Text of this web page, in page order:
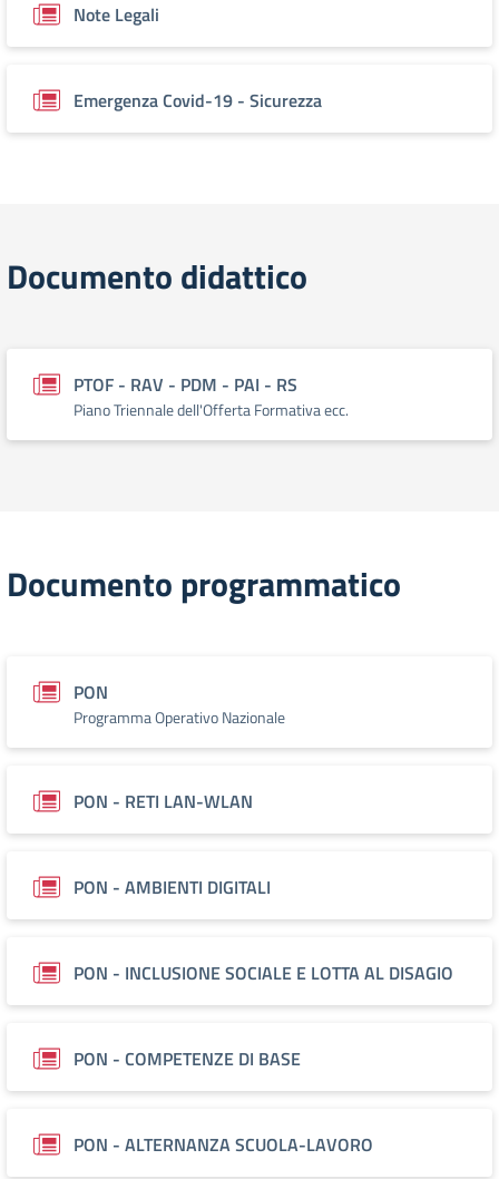
Note Legali
Emergenza Covid-19 - Sicurezza
Documento didattico
PTOF - RAV - PDM - PAI - RS
Piano Triennale dell'Offerta Formativa ecc.
Documento programmatico
PON
Programma Operativo Nazionale
PON - RETI LAN-WLAN
PON - AMBIENTI DIGITALI
PON - INCLUSIONE SOCIALE E LOTTA AL DISAGIO
PON - COMPETENZE DI BASE
PON - ALTERNANZA SCUOLA-LAVORO